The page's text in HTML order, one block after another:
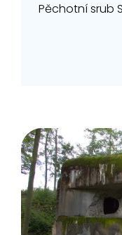
Pěchotní srub